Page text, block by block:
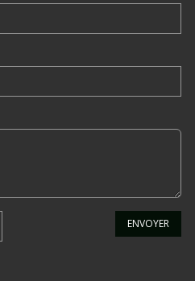
ENVOYER